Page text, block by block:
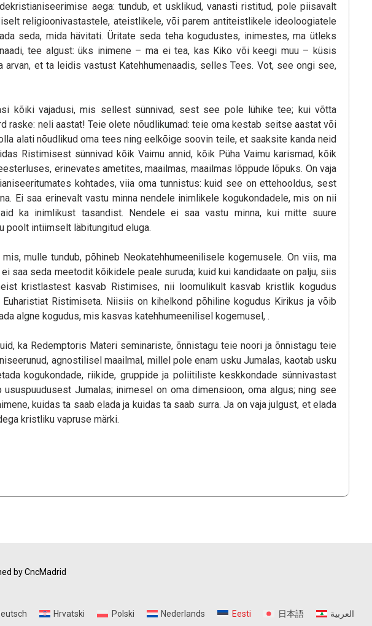
aega: tundub, et usklikud, vanasti ristitud, pole piisavalt
religioonivastastele, ateistlikele, või parem antiteistlikele ideoloogiatele
seda, mida hävitati. Üritate seda teha kogudustes, inimestes, ma ütleks
tee algust: üks inimene – ma ei tea, kas Kiko või keegi muu – küsis
et ta leidis vastust Katehhumenaadis, selles Tees. Vot, see ongi see,
kõiki vajadusi, mis sellest sünnivad, sest see pole lühike tee; kui võtta
raske: neli aastat! Teie olete nõudlikumad: teie oma kestab seitse aastat või
alati nõudlikud oma tees ning eelkõige soovin teile, et saaksite kanda neid
Ristimisest sünnivad kõik Vaimu annid, kõik Püha Vaimu karismad, kõik
erinevates ametites, maailmas, maailmas lõppude lõpuks. On vaja
kohtades, viia oma tunnistus: kuid see on ettehooldus, sest
Ei saa erinevalt vastu minna nendele inimlikele kogukondadele, mis on nii
ka inimlikust tasandist. Nendele ei saa vastu minna, kui mitte suure
poolt intiimselt läbitungitud eluga.
mulle tundub, põhineb Neokatehhumeenilisele kogemusele. On viis, ma
saa seda meetodit kõikidele peale suruda; kuid kui kandidaate on palju, siis
kristlastest kasvab Ristimises, nii loomulikult kasvab kristlik kogudus
Ristimiseta. Niisiis on kihelkond põhiline kogudus Kirikus ja võib
algne kogudus, mis kasvas katehhumeenilisel kogemusel, .
ka Redemptoris Materi seminariste, õnnistagu teie noori ja õnnistagu teie
agnostilisel maailmal, millel pole enam usku Jumalas, kaotab usku
kogukondade, riikide, gruppide ja poliitiliste keskkondade sünnivastast
Jumalas; inimesel on oma dimensioon, oma algus; ning see
kuidas ta saab elada ja kuidas ta saab surra. Ja on vaja julgust, et elada
kristliku vapruse märki.
by CncMadrid
Hrvatski Polski Nederlands Eesti 日本語 العربية